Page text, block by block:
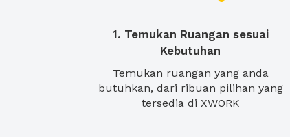
1. Temukan Ruangan sesuai
Kebutuhan
Temukan ruangan yang anda
butuhkan, dari ribuan pilihan yang
tersedia di XWORK